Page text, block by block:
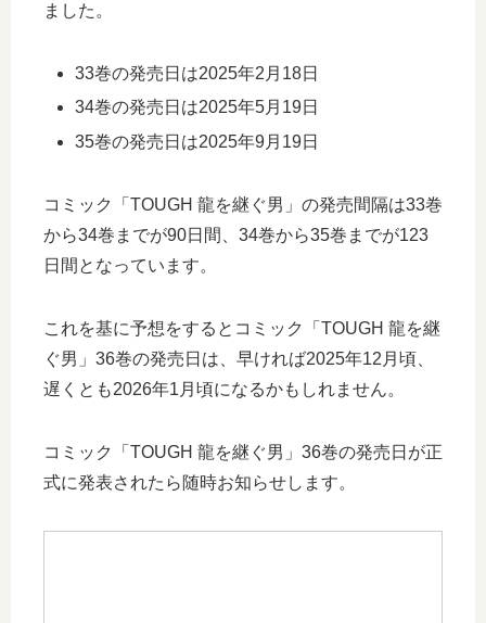
ました。
33巻の発売日は2025年2月18日
34巻の発売日は2025年5月19日
35巻の発売日は2025年9月19日
コミック「TOUGH 龍を継ぐ男」の発売間隔は33巻
から34巻までが90日間、34巻から35巻までが123
日間となっています。
これを基に予想をするとコミック「TOUGH 龍を継
ぐ男」36巻の発売日は、早ければ2025年12月頃、
遅くとも2026年1月頃になるかもしれません。
コミック「TOUGH 龍を継ぐ男」36巻の発売日が正
式に発表されたら随時お知らせします。